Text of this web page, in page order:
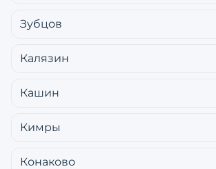
Зубцов
Калязин
Кашин
Кимры
Конаково